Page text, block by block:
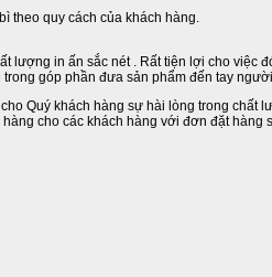
theo quy cách của khách hàng.
lượng in ấn sắc nét . Rất tiện lợi cho việc
góp phần đưa sản phẩm đến tay
cho Quý khách hàng sự hài lòng trong chất
cho các khách hàng với đơn đặt